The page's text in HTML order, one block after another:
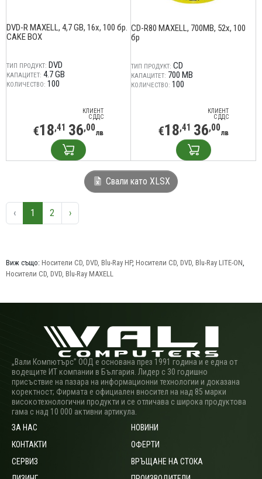
DVD-R MAXELL, 4,7 GB, 16x, 100 бр.
CAKE BOX
ТИП ПРОДУКТ: DVD
КАПАЦИТЕТ: 4.7 GB
КОЛИЧЕСТВО: 100
КЛИЕНТ
С ДДС
€18,41 36,00лв
CD-R80 MAXELL, 700MB, 52x, 100
бр
ТИП ПРОДУКТ: CD
КАПАЦИТЕТ: 700 MB
КОЛИЧЕСТВО: 100
КЛИЕНТ
С ДДС
€18,41 36,00лв
Свали като XLSX
‹ 1 2 ›
Виж също: Носители CD, DVD, Blu-Ray HP, Носители CD, DVD, Blu-Ray LITE-ON,
Носители CD, DVD, Blu-Ray MAXELL
„Вали Компютърс” ООД е основана през 1991 година и е една от
водещите ИТ компании в България. Лидер с 30 годишно
присъствие на пазара на информационни технологии и доказана
коректност; Фирмата е официален вносител на над 85 марки
високотехнологични продукти и се отличава с широка продуктова
гама с над 10 000 активни артикула.
ЗА НАС
КОНТАКТИ
СЕРВИЗ
НОВИНИ
ОФЕРТИ
ВРЪЩАНЕ НА СТОКА